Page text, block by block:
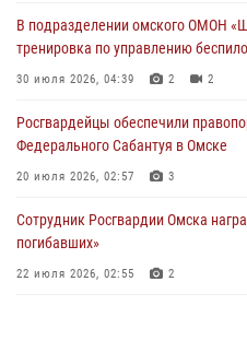
При содействии спецназа
миграционного законодательства
В подразделении омского ОМОН
тренировка по управлению
30 июля 2026, 04:39 2 2
Росгвардейцы обеcпечили
Федерального Сабантуя в Омске
20 июля 2026, 02:57 3
Сотрудник Росгвардии Омска
погибавших»
22 июля 2026, 02:55 2